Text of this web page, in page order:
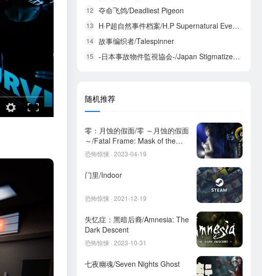
12 夺命飞鸽/Deadliest Pigeon
13 H·P超自然事件档案/H.P Supernatural Event Archives
14 故事编织者/Talespinner
15 -日本事故物件監視協会-/Japan Stigmatized Property3
随机推荐
零：月蚀的假面/零 ～月蚀的假面
～/Fatal Frame: Mask of the
Lunar Eclipse
恐怖惊悚 · 2023-04-19
门里/Indoor
恐怖惊悚 · 2021-12-19
失忆症：黑暗后裔/Amnesia: The
Dark Descent
恐怖惊悚 · 2023-10-31
七夜幽魂/Seven Nights Ghost